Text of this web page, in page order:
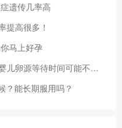
遗传几率高
提高很多！
马上好孕
贵州正规医院借卵子做供卵试管婴儿卵源等待时间可能不止两年
？能长期服用吗？